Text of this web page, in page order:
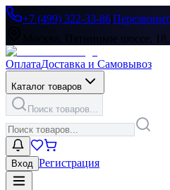
+7 (499) 322-33-86|
Москва, Пятницкое шоссе,
ОплатаДоставка и Самовывоз
Каталог товаров
Поиск товаров...
Вход Регистрация